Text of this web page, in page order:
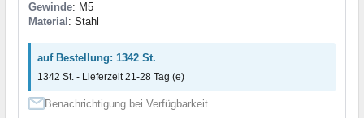
Gewinde: M5
Material : Stahl
auf Bestellung: 1342 St.
1342 St. - Lieferzeit 21-28 Tag (e)
Benachrichtigung bei Verfügbarkeit